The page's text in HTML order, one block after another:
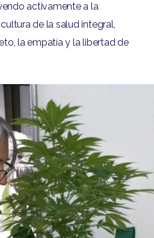
activamente a la
de la salud integral,
la empatía y la libertad de